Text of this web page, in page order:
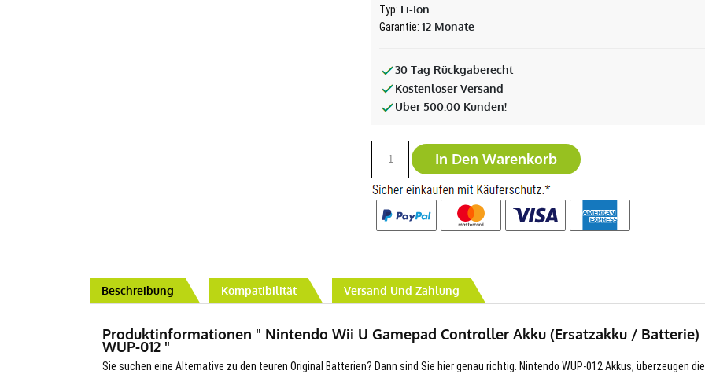
Typ: Li-Ion
Garantie:12 Monate
30 Tag Rückgaberecht
Kostenloser Versand
Über 500.00 Kunden!
In Den Warenkorb
Beschreibung Kompatibilität Versand Und Zahlung
Produktinformationen " Nintendo Wii U Gamepad Controller Akku (Ersatzakku / Batterie)
WUP-012 "
Sie suchen eine Alternative zu den teuren Original Batterien? Dann sind Sie hier genau richtig. Nintendo WUP-012 Akkus, überzeugen